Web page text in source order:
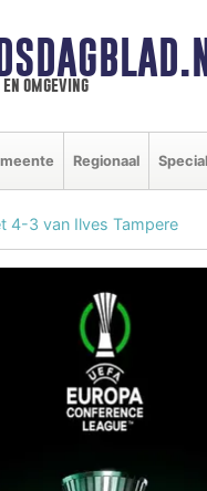
omgeving
Regionaal
4-3 van Ilves Tampere